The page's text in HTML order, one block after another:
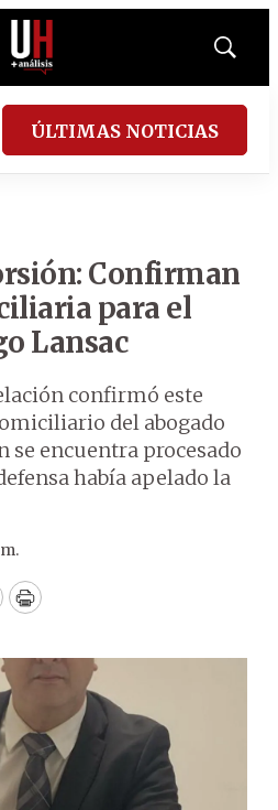
Mostrar
ÚLTIMAS NOTICIAS
Confirman
para el
Lansac
confirmó este
del abogado
se encuentra procesado
había apelado la
Print